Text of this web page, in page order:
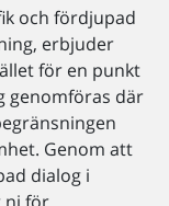
och fördjupad
erbjuder
för en punkt
genomföras där
Genom att
dialog i